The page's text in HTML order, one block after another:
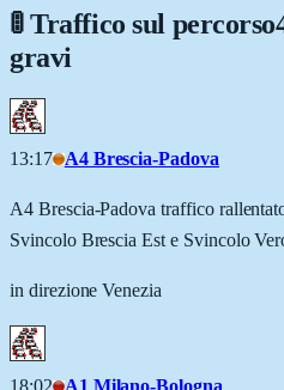
🚦 Traffico sul percorso
gravi
13:17 A4 Brescia-Padova
A4 Brescia-Padova traffico
Svincolo Brescia Est e Svincolo
in direzione Venezia
18:02 A1 Milano-Bologna